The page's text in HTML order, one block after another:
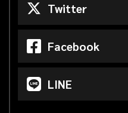
Twitter
Facebook
LINE